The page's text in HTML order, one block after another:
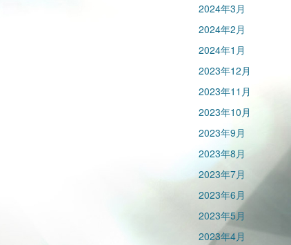
2024年3月
2024年2月
2024年1月
2023年12月
2023年11月
2023年10月
2023年9月
2023年8月
2023年7月
2023年6月
2023年5月
2023年4月